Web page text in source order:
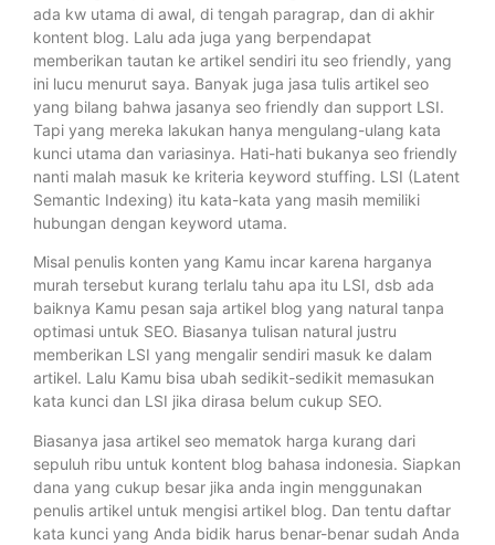
ada kw utama di awal, di tengah paragrap, dan di akhir
kontent blog. Lalu ada juga yang berpendapat
memberikan tautan ke artikel sendiri itu seo friendly, yang
ini lucu menurut saya. Banyak juga jasa tulis artikel seo
yang bilang bahwa jasanya seo friendly dan support LSI.
Tapi yang mereka lakukan hanya mengulang-ulang kata
kunci utama dan variasinya. Hati-hati bukanya seo friendly
nanti malah masuk ke kriteria keyword stuffing. LSI (Latent
Semantic Indexing) itu kata-kata yang masih memiliki
hubungan dengan keyword utama.
Misal penulis konten yang Kamu incar karena harganya
murah tersebut kurang terlalu tahu apa itu LSI, dsb ada
baiknya Kamu pesan saja artikel blog yang natural tanpa
optimasi untuk SEO. Biasanya tulisan natural justru
memberikan LSI yang mengalir sendiri masuk ke dalam
artikel. Lalu Kamu bisa ubah sedikit-sedikit memasukan
kata kunci dan LSI jika dirasa belum cukup SEO.
Biasanya jasa artikel seo mematok harga kurang dari
sepuluh ribu untuk kontent blog bahasa indonesia. Siapkan
dana yang cukup besar jika anda ingin menggunakan
penulis artikel untuk mengisi artikel blog. Dan tentu daftar
kata kunci yang Anda bidik harus benar-benar sudah Anda